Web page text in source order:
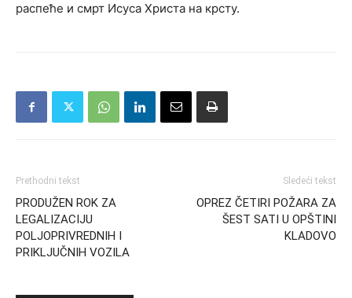
распеће и смрт Исуса Христа на крсту.
Prethodni tekst
PRODUŽEN ROK ZA
LEGALIZACIJU
POLJOPRIVREDNIH I
PRIKLJUČNIH VOZILA
Sledeći tekst
OPREZ ČETIRI POŽARA ZA
ŠEST SATI U OPŠTINI
KLADOVO